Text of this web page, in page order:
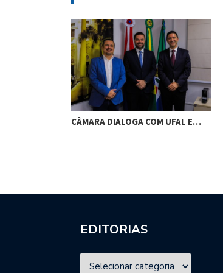
CÂMARA DIALOGA COM UFAL E…
EDITORIAS